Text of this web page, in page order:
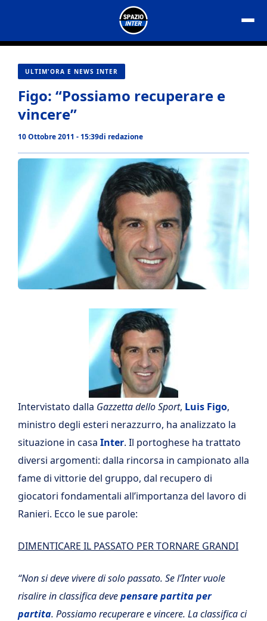
contenuto
ULTIM'ORA E NEWS INTER
Figo: “Possiamo recuperare e
vincere”
10 Ottobre 2011 - 15:39di redazione
Intervistato dalla Gazzetta dello Sport, Luis Figo,
ministro degli esteri nerazzurro, ha analizzato la
situazione in casa Inter. Il portoghese ha trattato
diversi argomenti: dalla rincorsa in campionato alla
fame di vittorie del gruppo, dal recupero di
giocatori fondamentali all’importanza del lavoro di
Ranieri. Ecco le sue parole:
DIMENTICARE IL PASSATO PER TORNARE GRANDI
“Non si deve vivere di solo passato. Se l’Inter vuole
risalire in classifica devepensare partita per
partita. Possiamo recuperare e vincere. La classifica ci